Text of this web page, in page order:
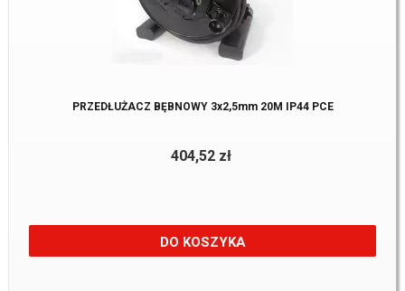
PRZEDŁUŻACZ BĘBNOWY 3x2,5mm 20M IP44 PCE
404,52 zł
DO KOSZYKA